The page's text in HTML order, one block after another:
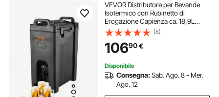
VEVOR Distributore per Bevande
Isotermico con Rubinetto di
Erogazione Capienza ca. 18,9L
Materiale Alimentare per Buffet
Festa Evento, Contenitore
Isotermico per Distribuzione
Bevande Calde / Fredde
(8)
10690€
Disponibile
Consegna:Sab. Ago. 8 - Mer.
Ago. 12